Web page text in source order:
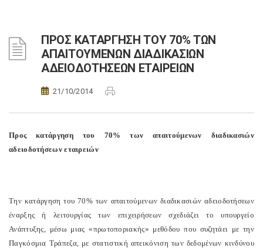
ΠΡΟΣ ΚΑΤΑΡΓΗΣΗ ΤΟΥ 70% ΤΩΝ
ΑΠΑΙΤΟΥΜΕΝΩΝ ΔΙΑΔΙΚΑΣΙΩΝ
ΑΔΕΙΟΔΟΤΗΣΕΩΝ ΕΤΑΙΡΕΙΩΝ
21/10/2014
Προς κατάργηση του 70% των απαιτούμενων διαδικασιών
αδειοδοτήσεων εταιρειών
Την κατάργηση του 70% των απαιτούμενων διαδικασιών αδειοδοτήσεων
έναρξης ή λειτουργίας των επιχειρήσεων σχεδιάζει το υπουργείο
Ανάπτυξης, μέσω μιας «πρωτοποριακής» μεθόδου που συζητάει με την
Παγκόσμια Τράπεζα, με στατιστική απεικόνιση των δεδομένων κινδύνου